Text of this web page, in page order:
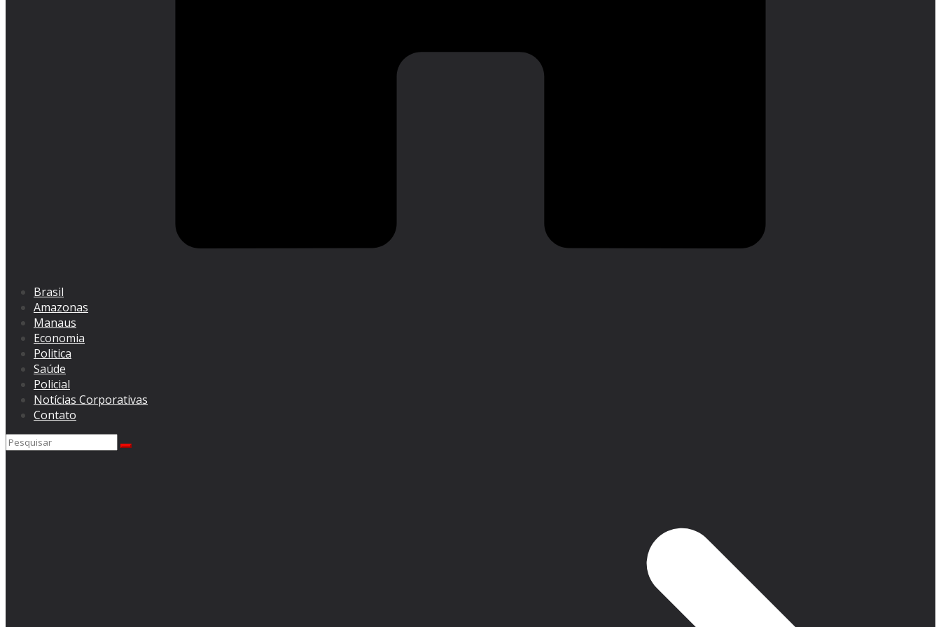
Brasil
Amazonas
Manaus
Economia
Politica
Saúde
Policial
Notícias Corporativas
Contato